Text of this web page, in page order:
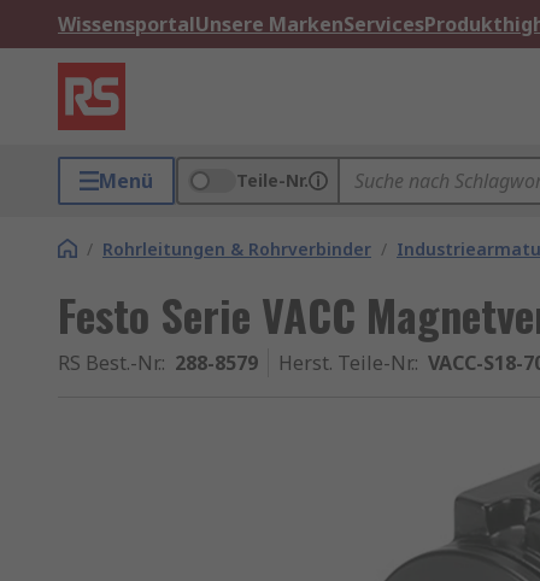
WissensportalUnsere MarkenServices
Menü Teile-Nr.
/ Rohrleitungen & Rohrverbinder /
Festo Serie VACC
RS Best.-Nr.: 288-8579 Herst. Teile-Nr.: VACC-S18-